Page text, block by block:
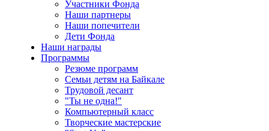
Участники Фонда
Наши партнеры
Наши попечители
Дети Фонда
Наши награды
Программы
Резюме программ
Семьи детям на Байкале
Трудовой десант
"Ты не одна!"
Компьютерный класс
Творческие мастерские